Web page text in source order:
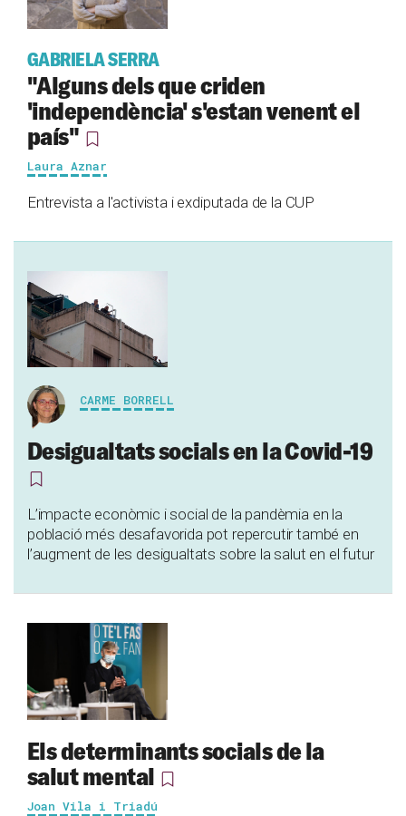
GABRIELA SERRA
"Alguns dels que criden
'independència' s'estan venent el
país"
Laura Aznar
Entrevista a l'activista i exdiputada de la CUP
CARME BORRELL
Desigualtats socials en la Covid-19
L’impacte econòmic i social de la pandèmia en la
població més desafavorida pot repercutir també en
l’augment de les desigualtats sobre la salut en el futur
Els determinants socials de la
salut mental
Joan Vila i Triadú